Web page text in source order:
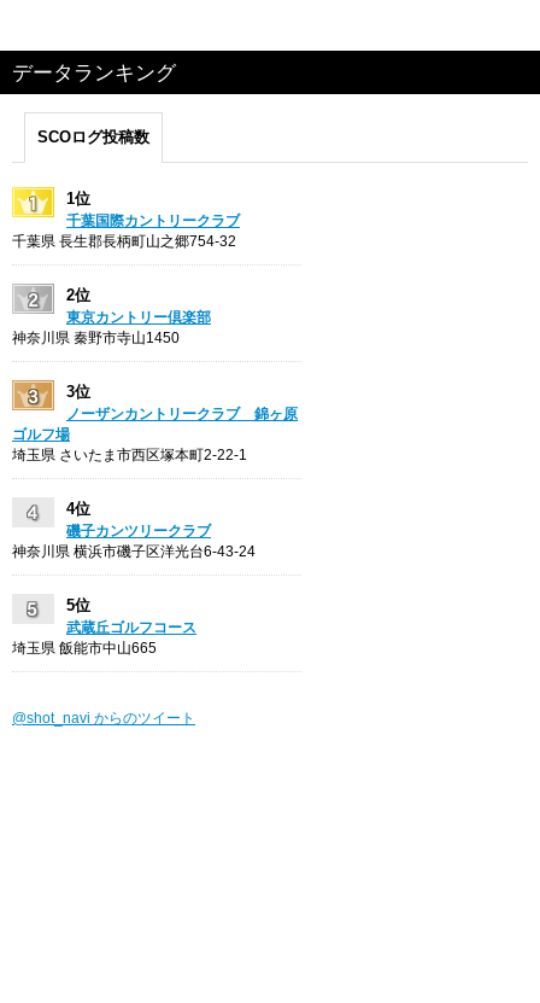
データランキング
SCOログ投稿数
1位
千葉国際カントリークラブ
千葉県 長生郡長柄町山之郷754-32
2位
東京カントリー倶楽部
神奈川県 秦野市寺山1450
3位
ノーザンカントリークラブ 錦ヶ原
ゴルフ場
埼玉県 さいたま市西区塚本町2-22-1
4位
磯子カンツリークラブ
神奈川県 横浜市磯子区洋光台6-43-24
5位
武蔵丘ゴルフコース
埼玉県 飯能市中山665
@shot_navi からのツイート